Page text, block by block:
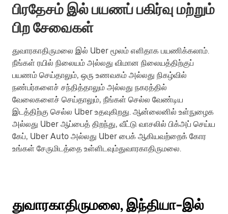
பிரதேசம் இல் பயணப் பகிர்வு மற்றும்
பிற சேவைகள்
துவாரகாதிருமலை இல் Uber மூலம் எளிதாக பயணிக்கலாம்.
நீங்கள் ரயில் நிலையம் அல்லது விமான நிலையத்திற்குப்
பயணம் செய்தாலும், ஒரு உணவகம் அல்லது நிகழ்வில்
நண்பர்களைச் சந்தித்தாலும் அல்லது நகரத்தில்
வேலைகளைச் செய்தாலும், நீங்கள் செல்ல வேண்டிய
இடத்திற்கு செல்ல Uber உதவுகிறது. ஆன்லைனில் உள்நுழைக
அல்லது Uber ஆப்பைத் திறந்து, வீட்டு வாசலில் பிக்அப் செய்ய
கேப், Uber Auto அல்லது Uber பைக் ஆகியவற்றைக் கோர
உங்கள் சேருமிடத்தை உள்ளிடவும்துவாரகாதிருமலை.
துவாரகாதிருமலை, இந்தியா-இல்